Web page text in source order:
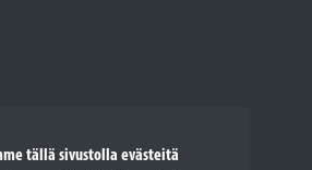
tällä sivustolla evästeitä